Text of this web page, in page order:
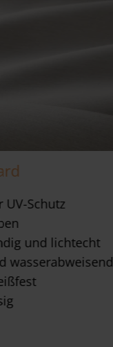
UV-Schutz
und lichtecht
wasserabweisend